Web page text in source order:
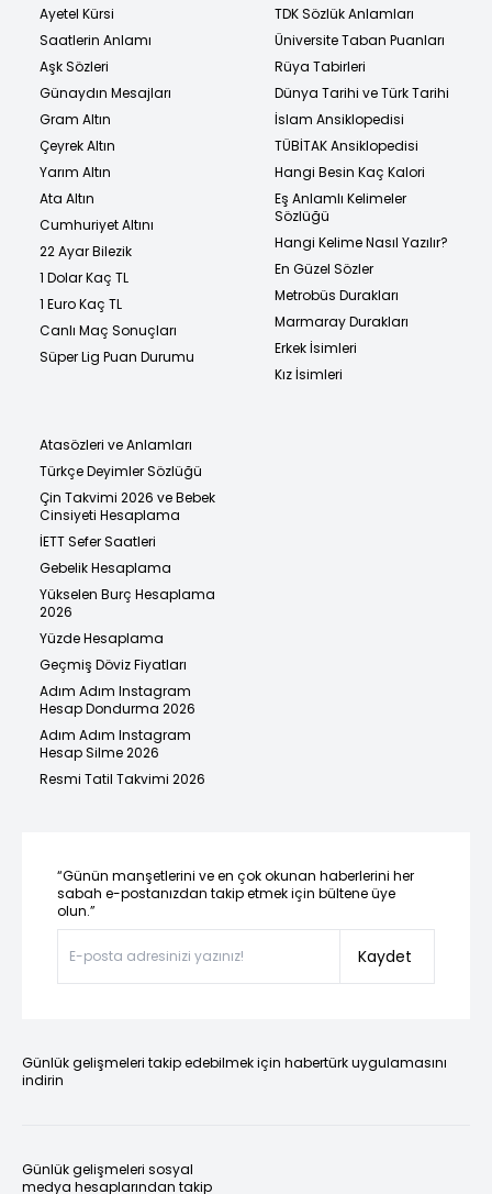
Ayetel Kürsi
Saatlerin Anlamı
Aşk Sözleri
Günaydın Mesajları
Gram Altın
Çeyrek Altın
Yarım Altın
Ata Altın
Cumhuriyet Altını
22 Ayar Bilezik
1 Dolar Kaç TL
1 Euro Kaç TL
Canlı Maç Sonuçları
Süper Lig Puan Durumu
TDK Sözlük Anlamları
Üniversite Taban Puanları
Rüya Tabirleri
Dünya Tarihi ve Türk Tarihi
İslam Ansiklopedisi
TÜBİTAK Ansiklopedisi
Hangi Besin Kaç Kalori
Eş Anlamlı Kelimeler
Sözlüğü
Hangi Kelime Nasıl Yazılır?
En Güzel Sözler
Metrobüs Durakları
Marmaray Durakları
Erkek İsimleri
Kız İsimleri
Atasözleri ve Anlamları
Türkçe Deyimler Sözlüğü
Çin Takvimi 2026 ve Bebek
Cinsiyeti Hesaplama
İETT Sefer Saatleri
Gebelik Hesaplama
Yükselen Burç Hesaplama
2026
Yüzde Hesaplama
Geçmiş Döviz Fiyatları
Adım Adım Instagram
Hesap Dondurma 2026
Adım Adım Instagram
Hesap Silme 2026
Resmi Tatil Takvimi 2026
“Günün manşetlerini ve en çok okunan haberlerini her
sabah e-postanızdan takip etmek için bültene üye
olun.”
Kaydet
Günlük gelişmeleri takip edebilmek için habertürk uygulamasını
indirin
Günlük gelişmeleri sosyal
medya hesaplarından takip